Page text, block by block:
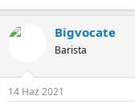
Bigvocate
Barista
14 Haz 2021